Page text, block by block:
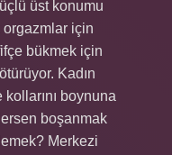
üst konumu
için
bükmek için
Kadın
kollarını boynuna
boşanmak
Merkezi